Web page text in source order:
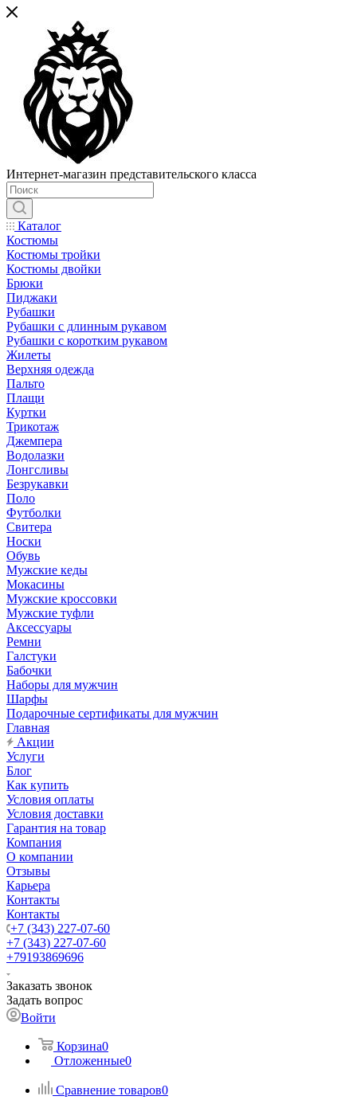
Интернет-магазин представительского класса
Каталог
Костюмы
Костюмы тройки
Костюмы двойки
Брюки
Пиджаки
Рубашки
Рубашки с длинным рукавом
Рубашки с коротким рукавом
Жилеты
Верхняя одежда
Пальто
Плащи
Куртки
Трикотаж
Джемпера
Водолазки
Лонгсливы
Безрукавки
Поло
Футболки
Свитера
Носки
Обувь
Мужские кеды
Мокасины
Мужские кроссовки
Мужские туфли
Аксессуары
Ремни
Галстуки
Бабочки
Наборы для мужчин
Шарфы
Подарочные сертификаты для мужчин
Главная
Акции
Услуги
Блог
Как купить
Условия оплаты
Условия доставки
Гарантия на товар
Компания
О компании
Отзывы
Карьера
Контакты
Контакты
+7 (343) 227-07-60
+7 (343) 227-07-60
+79193869696
Заказать звонок
Задать вопрос
Войти
Корзина0
Отложенные0
Сравнение товаров0